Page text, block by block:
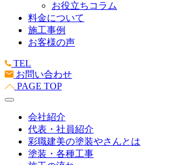
お役立ちコラム
料金について
施工事例
お客様の声
TEL
お問い合わせ
PAGE TOP
会社紹介
代表・社員紹介
彩職建美の塗装やさんとは
塗装・各種工事